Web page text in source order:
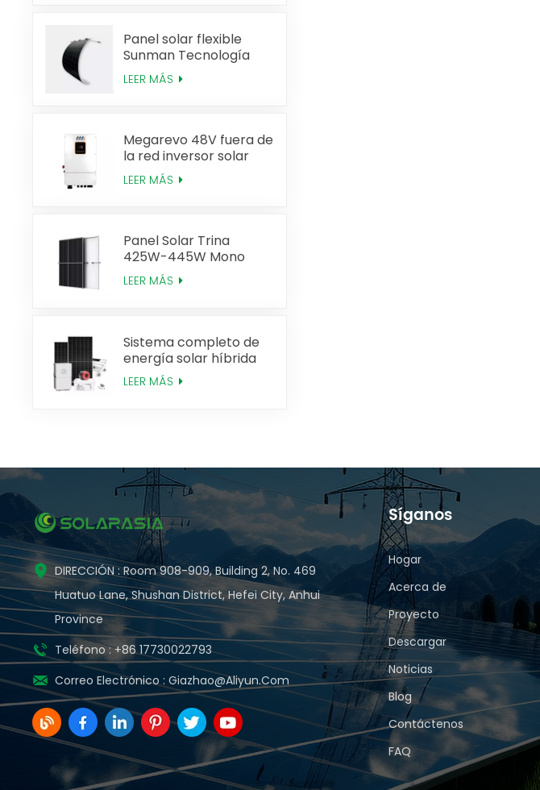
Panel solar flexible
Sunman Tecnología
520W Alta eficiencia
LEER MÁS
Megarevo 48V fuera de
la red inversor solar
híbrido de fase dividida
versión estadounidense
LEER MÁS
Panel Solar Trina
425W-445W Mono
Perc Tipo N
LEER MÁS
Sistema completo de
energía solar híbrida
de 20 KW
LEER MÁS
DIRECCIÓN : Room 908-909, Building 2, No. 469
Huatuo Lane, Shushan District, Hefei City, Anhui
Province
Teléfono : +86 17730022793
Correo Electrónico :Giazhao@aliyun.com
Síganos
Hogar
Acerca de
Proyecto
Descargar
Noticias
Blog
Contáctenos
FAQ